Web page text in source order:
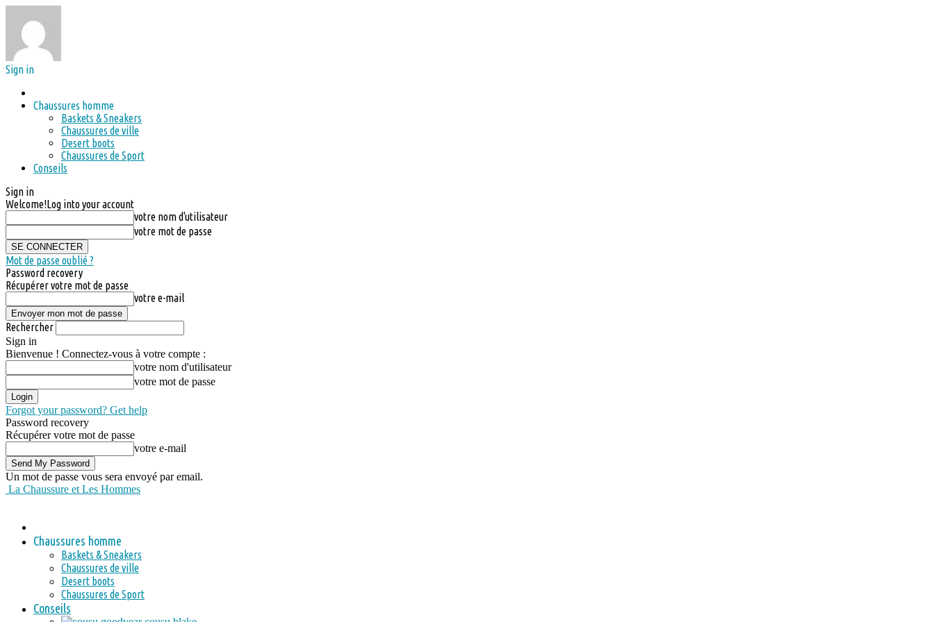
Sign in
Chaussures homme
Baskets & Sneakers
Chaussures de ville
Desert boots
Chaussures de Sport
Conseils
Sign in
Welcome!Log into your account
votre nom d'utilisateur
votre mot de passe
Mot de passe oublié ?
Password recovery
Récupérer votre mot de passe
votre e-mail
Rechercher
Sign in
Bienvenue ! Connectez-vous à votre compte :
votre nom d'utilisateur
votre mot de passe
Forgot your password? Get help
Password recovery
Récupérer votre mot de passe
votre e-mail
Un mot de passe vous sera envoyé par email.
La Chaussure et Les Hommes
Chaussures homme
Baskets & Sneakers
Chaussures de ville
Desert boots
Chaussures de Sport
Conseils